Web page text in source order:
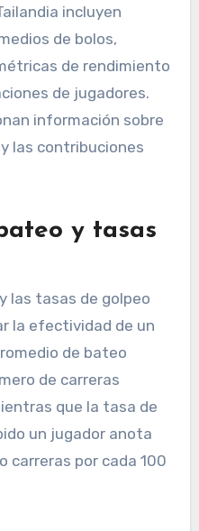
incluyen
de bolos,
de rendimiento
de jugadores.
información sobre
las contribuciones
y tasas
las tasas de golpeo
la efectividad de un
de bateo
de carreras
que la tasa de
un jugador anota
carreras por cada 100